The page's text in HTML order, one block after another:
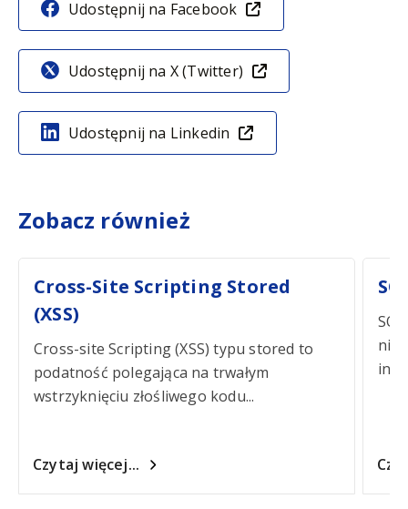
Udostępnij na Facebook
Udostępnij na X (Twitter)
Udostępnij na Linkedin
Zobacz również
Cross-Site Scripting Stored
(XSS)
Cross-site Scripting (XSS) typu stored to
podatność polegająca na trwałym
wstrzyknięciu złośliwego kodu...
Czytaj więcej...